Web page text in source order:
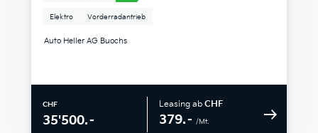
Elektro Vorderradantrieb
Auto Heller AG Buochs
CHF
35'500.–
Leasing ab CHF
379.– /Mt.